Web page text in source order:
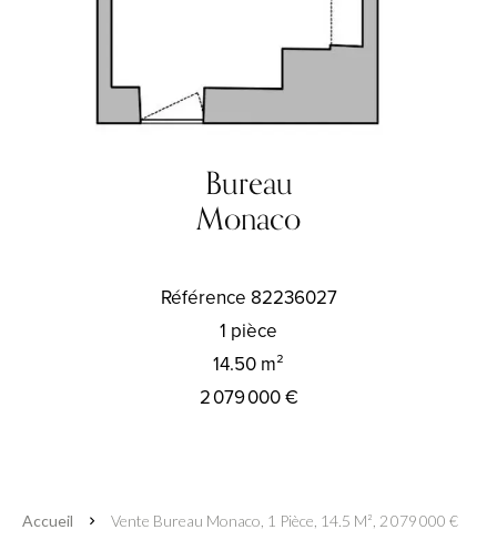
Bureau
Monaco
Référence 82236027
1 pièce
14.50 m²
2 079 000 €
Accueil Vente Bureau Monaco, 1 Pièce, 14.5 M², 2 079 000 €